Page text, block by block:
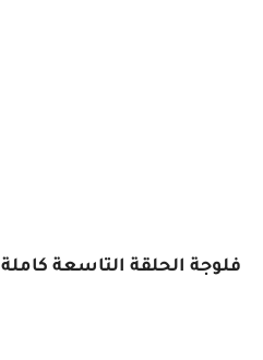
فلوجة الحلقة التاسعة كاملة hd